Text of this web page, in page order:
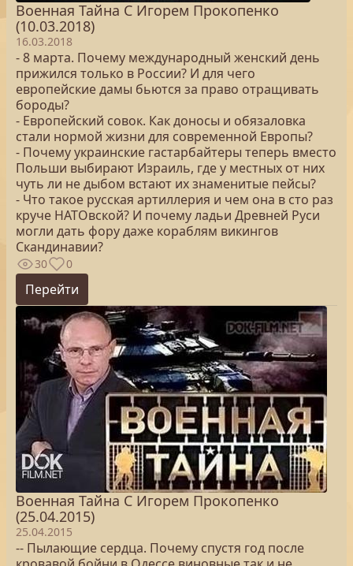
Военная Тайна С Игорем Прокопенко
(10.03.2018)
16.03.2018
- 8 марта. Почему международный женский день
прижился только в России? И для чего
европейские дамы бьются за право отращивать
бороды?
- Европейский совок. Как доносы и обязаловка
стали нормой жизни для современной Европы?
- Почему украинские гастарбайтеры теперь вместо
Польши выбирают Израиль, где у местных от них
чуть ли не дыбом встают их знаменитые пейсы?
- Что такое русская артиллерия и чем она в сто раз
круче НАТОвской? И почему ладьи Древней Руси
могли дать фору даже кораблям викингов
Скандинавии?
30 0
Перейти
Военная Тайна С Игорем Прокопенко
(25.04.2015)
25.04.2015
-- Пылающие сердца. Почему спустя год после